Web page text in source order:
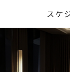
スケ